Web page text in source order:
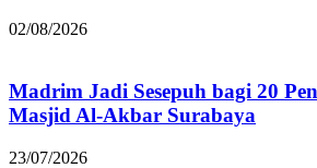
02/08/2026
Madrim Jadi Sesepuh bagi 20
Masjid Al-Akbar Surabaya
23/07/2026